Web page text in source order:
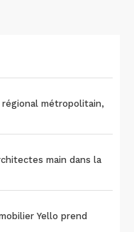
régional métropolitain,
main dans la
Yello prend